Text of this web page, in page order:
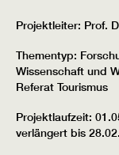
Projektleiter: Prof.
Thementyp:
Wissenschaft und
Referat Tourismus
Projektlaufzeit:
verlängert bis